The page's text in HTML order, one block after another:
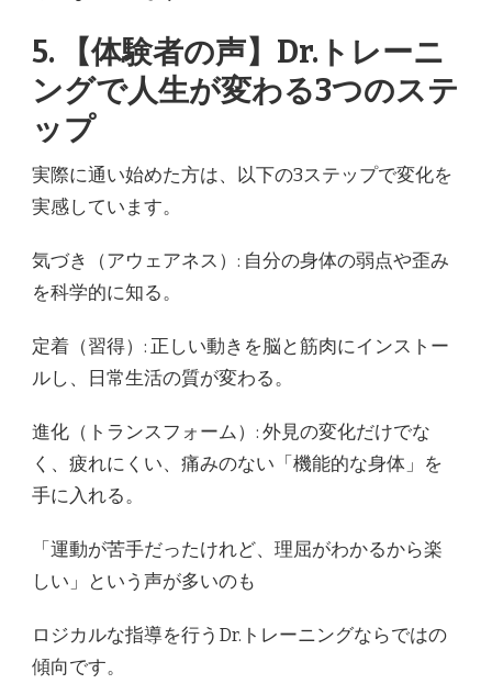
5. 【体験者の声】Dr.トレーニ
ングで人生が変わる3つのステ
ップ
実際に通い始めた方は、以下の3ステップで変化を
実感しています。
気づき（アウェアネス）: 自分の身体の弱点や歪み
を科学的に知る。
定着（習得）: 正しい動きを脳と筋肉にインストー
ルし、日常生活の質が変わる。
進化（トランスフォーム）: 外見の変化だけでな
く、疲れにくい、痛みのない「機能的な身体」を
手に入れる。
「運動が苦手だったけれど、理屈がわかるから楽
しい」という声が多いのも
ロジカルな指導を行うDr.トレーニングならではの
傾向です。